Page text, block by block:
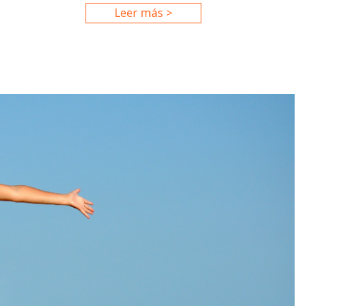
Leer más >